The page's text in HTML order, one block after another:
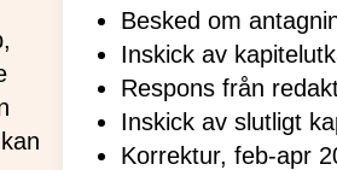
Besked om
Inskick av
Respons från
Inskick av slutligt
Korrektur, feb-apr